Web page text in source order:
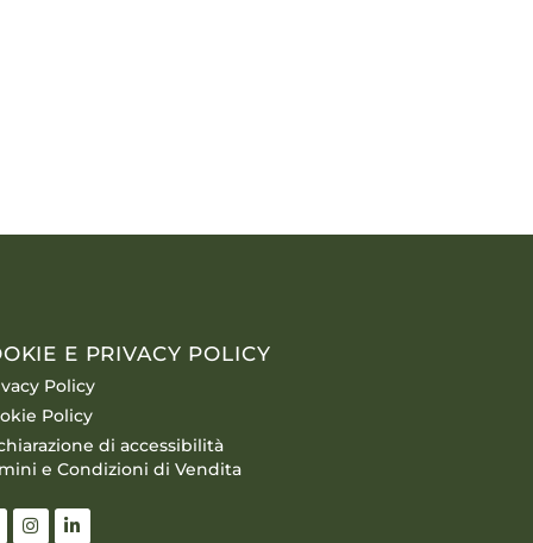
E PRIVACY POLICY
Policy
Policy
di accessibilità
e Condizioni di Vendita